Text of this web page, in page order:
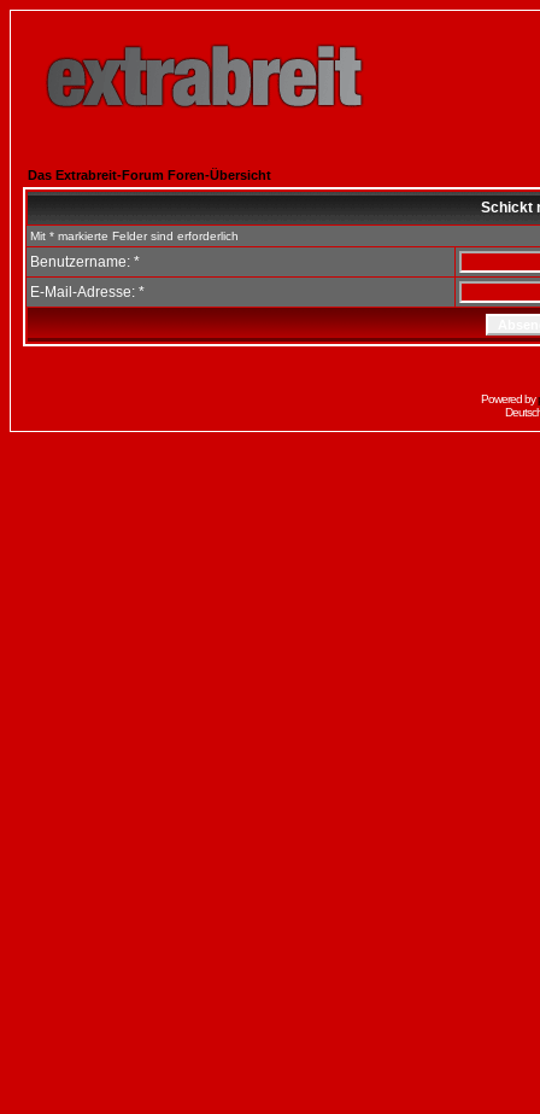
Das Extrabreit-Forum Foren-Übersicht
Schickt
Mit * markierte Felder sind erforderlich
Benutzername: *
E-Mail-Adresse: *
Powered by